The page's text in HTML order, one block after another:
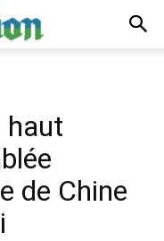
haut
de Chine